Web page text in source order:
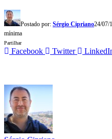
Postado por: Sérgio Cipriano24/07/
mínima
Partilhar
Facebook Twitter